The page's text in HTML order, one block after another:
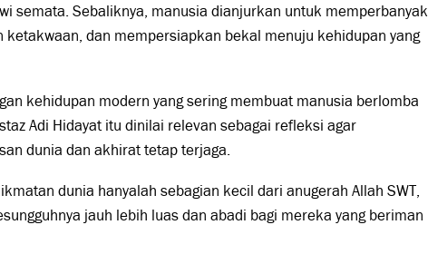
semata. Sebaliknya, manusia dianjurkan untuk memperbanyak
dan mempersiapkan bekal menuju kehidupan yang
kehidupan modern yang sering membuat manusia berlomba
Adi Hidayat itu dinilai relevan sebagai refleksi agar
dunia dan akhirat tetap terjaga.
dunia hanyalah sebagian kecil dari anugerah Allah SWT,
jauh lebih luas dan abadi bagi mereka yang beriman